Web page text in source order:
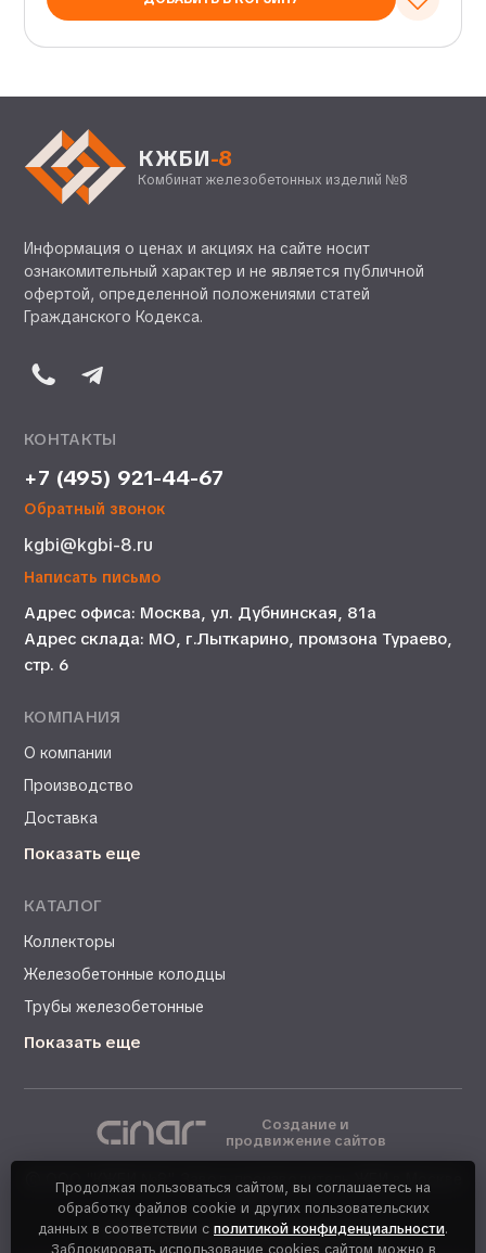
КЖБИ-8
Комбинат железобетонных изделий №8
Информация о ценах и акциях на сайте носит
ознакомительный характер и не является публичной
офертой, определенной положениями статей
Гражданского Кодекса.
КОНТАКТЫ
+7 (495) 921-44-67
Обратный звонок
kgbi@kgbi-8.ru
Написать письмо
Адрес офиса: Москва, ул. Дубнинская, 81а
Адрес склада: МО, г.Лыткарино, промзона Тураево,
стр. 6
КОМПАНИЯ
О компании
Производство
Доставка
Показать еще
КАТАЛОГ
Коллекторы
Железобетонные колодцы
Трубы железобетонные
Показать еще
Создание и
продвижение сайтов
ООО "КЖБИ №8". Завод-производитель ЖБИ в Москве
- 2026
Политика конфиденциальности
Продолжая пользоваться сайтом, вы соглашаетесь на
обработку файлов cookie и других пользовательских
данных в соответствии с политикой конфиденциальности.
Заблокировать использование cookies сайтом можно в